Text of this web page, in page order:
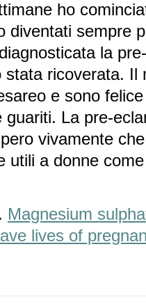
ho
diventati sempre
la
stata ricoverata. Il
e sono
guariti. La pre-
vivamente
utili a donne come
Magnesium
lives of